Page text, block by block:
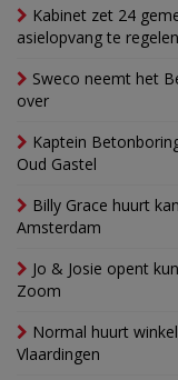
Kabinet zet 24
asielopvang te regelen
Sweco neemt het
over
Kaptein
Oud Gastel
Billy Grace huurt
Amsterdam
Jo & Josie opent
Zoom
Normal huurt
Vlaardingen